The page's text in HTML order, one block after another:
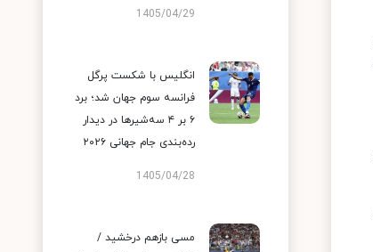
1405/04/29
انگلیس با شکست پرگل
فرانسه سوم جهان شد؛ برد
۶ بر ۴ سه‌شیرها در دیدار
رده‌بندی جام جهانی ۲۰۲۶
1405/04/28
مسی بازهم درخشید /